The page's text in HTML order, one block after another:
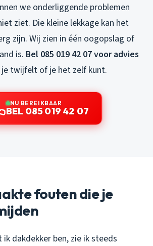
we onderliggende problemen
ziet. Die kleine lekkage kan het
zijn. Wij zien in één oogopslag of
is. Bel 085 019 42 07 voor advies
je twijfelt of je het zelf kunt.
NU BEREIKBAAR
BEL 085 019 42 07
fouten die je
ik dakdekker ben, zie ik steeds